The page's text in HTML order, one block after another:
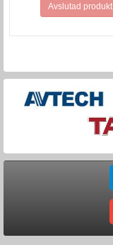
Avslutad produkt